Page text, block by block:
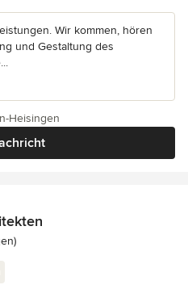
Wir kommen, hören
und Gestaltung des
Heisingen
von 5 Sternen